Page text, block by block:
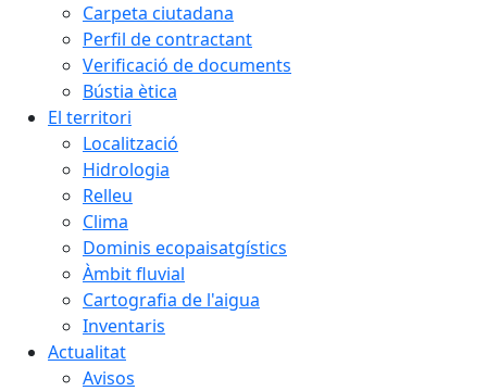
Carpeta ciutadana
Perfil de contractant
Verificació de documents
Bústia ètica
El territori
Localització
Hidrologia
Relleu
Clima
Dominis ecopaisatgístics
Àmbit fluvial
Cartografia de l'aigua
Inventaris
Actualitat
Avisos